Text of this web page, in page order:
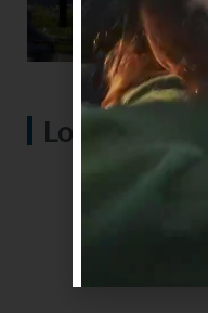
Lo más visto